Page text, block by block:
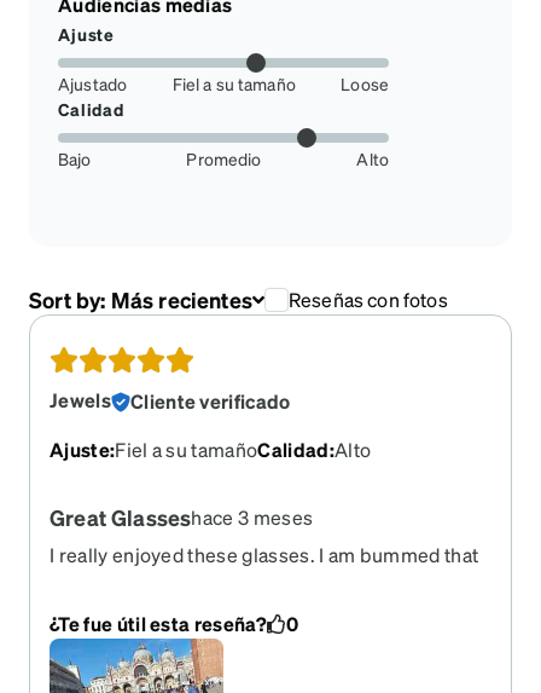
Ajuste
Ajustado Fiel a su tamaño
Loose
Calidad
Bajo Promedio Alto
Sort by: Más recientes Reseñas con fotos
Jewels
Cliente verificado
Ajuste:Fiel a su tamañoCalidad:Alto
Great Glasseshace 3 meses
I really enjoyed these glasses. I am bummed that
everyday. I wish I took better care of them. I'll look
for a simialr pair. I didn't put them in a case after
use :(
¿Te fue útil esta reseña? 0